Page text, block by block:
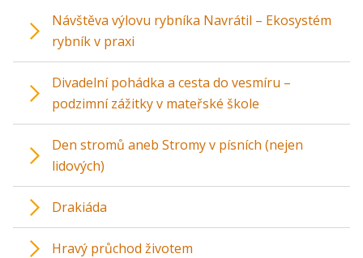
Návštěva výlovu rybníka Navrátil – Ekosystém
rybník v praxi
Divadelní pohádka a cesta do vesmíru –
podzimní zážitky v mateřské škole
Den stromů aneb Stromy v písních (nejen
lidových)
Drakiáda
Hravý průchod životem